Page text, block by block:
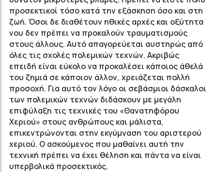
προσεκτικοί τόσο κατά την εξάσκηση όσο και στη
ζωή. Όσοι δε διαθέτουν ηθικές αρχές και οξύτητα
νου δεν πρέπει να προκαλούν τραυματισμούς
στους άλλους. Αυτό απαγορεύεται αυστηρώς από
όλες τις σχολές πολεμικών τεχνών. Ακριβώς
επειδή είναι εύκολο να προκαλέσει κάποιος άθελά
του ζημιά σε κάποιον άλλον, χρειάζεται πολλή
προσοχή. Για αυτό τον λόγο οι σεβάσμιοι δάσκαλοι
των πολεμικών τεχνών διδάσκουν με μεγάλη
επιφύλαξη τις τεχνικές του «Θανατηφόρου
Χεριού» στους ανθρώπους και μάλιστα,
επικεντρώνονται στην εκγύμναση του αριστερού
χεριού. Ο ασκούμενος που μαθαίνει αυτή την
τεχνική πρέπει να έχει θέληση και πάντα να είναι
υπερβολικά προσεκτικός.